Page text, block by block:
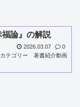
福論』の解説
2026.03.07
0
テゴリー 著書紹介動画